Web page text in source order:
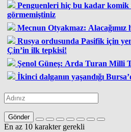
Penguenleri hiç bu kadar komik
görmemiştiniz
Mecnun Otyakmaz: Alacağımız
Rusya ordusunda Pasifik için
Çin’in ilk tepkisi!
Şenol Güneş: Arda Turan Milli
İkinci dalganın yaşandığı
Gönder
En az 10 karakter gerekli